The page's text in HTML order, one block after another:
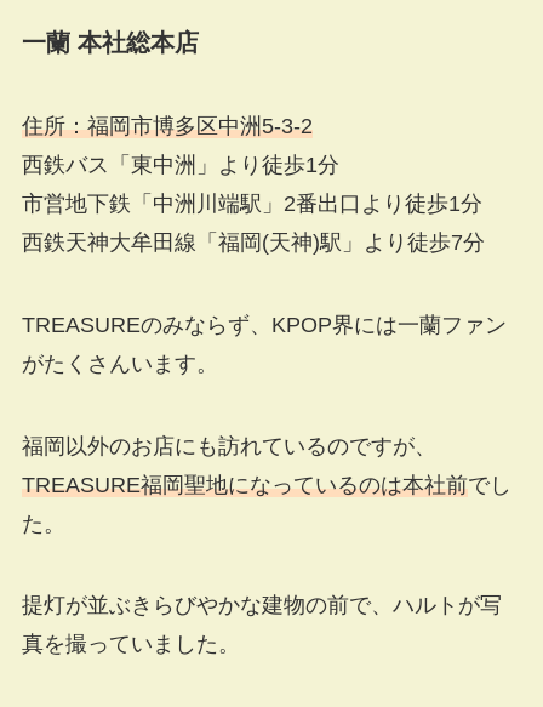
一蘭 本社総本店
住所：福岡市博多区中洲5-3-2
西鉄バス「東中洲」より徒歩1分
市営地下鉄「中洲川端駅」2番出口より徒歩1分
西鉄天神大牟田線「福岡(天神)駅」より徒歩7分
TREASUREのみならず、KPOP界には一蘭ファン
がたくさんいます。
福岡以外のお店にも訪れているのですが、
TREASURE福岡聖地になっているのは本社前でし
た。
提灯が並ぶきらびやかな建物の前で、ハルトが写
真を撮っていました。